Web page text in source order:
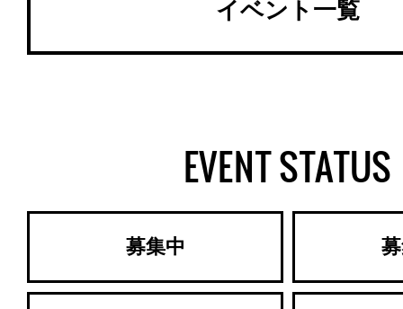
イベント一覧
EVENT STATUS
募集中